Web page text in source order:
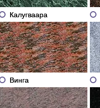
Калугваара
Винга